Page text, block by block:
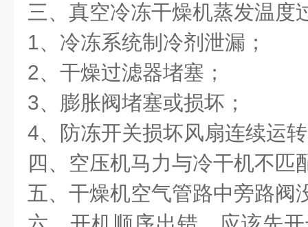
三、真空冷冻干燥机蒸发温度
1、冷冻系统制冷剂泄漏；
2、干燥过滤器堵塞；
3、膨胀阀堵塞或损坏；
4、防冻开关损坏风扇连续运
四、空压机马力与冷干机不匹
五、干燥机空气管路中旁路阀